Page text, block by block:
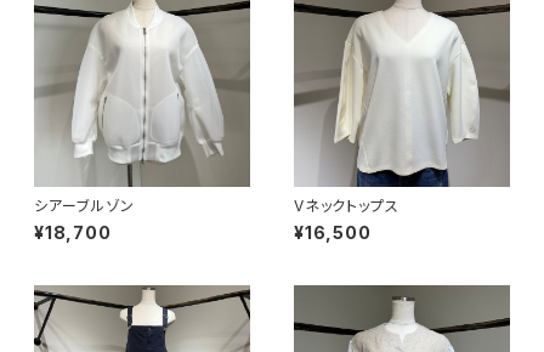
シアーブルゾン
¥18,700
Vネックトップス
¥16,500